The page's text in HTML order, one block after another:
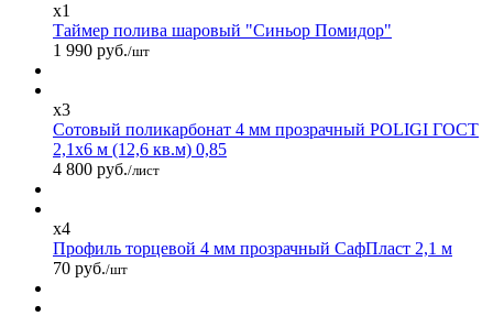
x1
Таймер полива шаровый "Синьор Помидор"
1 990 руб./шт
x3
Сотовый поликарбонат 4 мм прозрачный POLIGI ГОСТ
2,1х6 м (12,6 кв.м) 0,85
4 800 руб./лист
x4
Профиль торцевой 4 мм прозрачный СафПласт 2,1 м
70 руб./шт